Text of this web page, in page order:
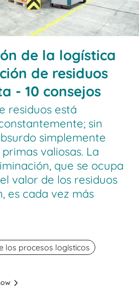
de la logística
de residuos
- 10 consejos
residuos está
sin
simplemente
valiosas. La
que se ocupa
valor de los residuos
es cada vez más
los procesos logísticos